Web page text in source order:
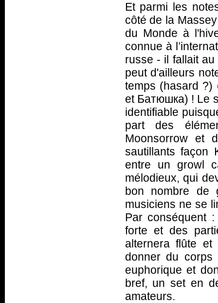
Et parmi les
côté de la
du Monde à
connue à
russe - il fallait
peut d'ailleurs
temps (hasard ?)
et Батюшка) ! Le
identifiable
part des
Moonsorrow et
sautillants façon
entre un growl
mélodieux, qui
bon nombre de
musiciens ne se
Par conséquent
forte et des
alternera flûte
donner du
euphorique et
bref, un set en
amateurs.